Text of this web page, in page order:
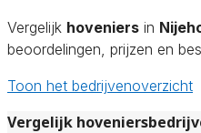
Vergelijk hoveniers in
beoordelingen, prijzen en
Toon het bedrijvenoverzicht
Vergelijk